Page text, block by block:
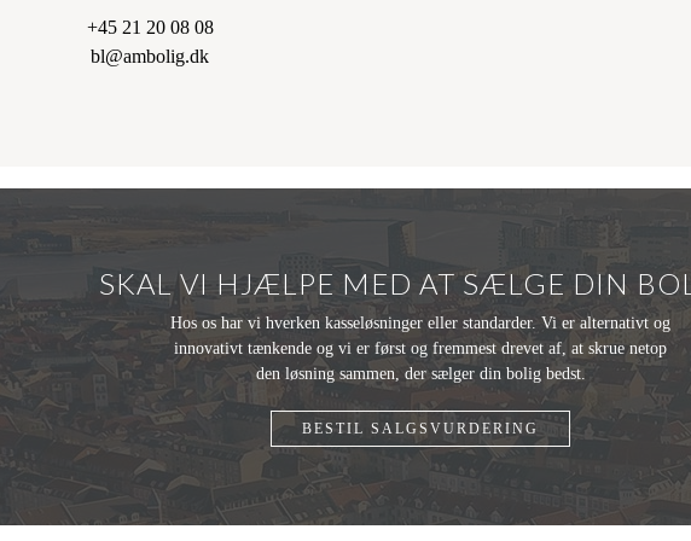
+45 21 20 08 08
bl@ambolig.dk
SKAL VI HJÆLPE MED AT SÆLGE DIN
Hos os har vi hverken kasseløsninger eller standarder. Vi er alternativt og
innovativt tænkende og vi er først og fremmest drevet af, at skrue netop
den løsning sammen, der sælger din bolig bedst.
BESTIL SALGSVURDERING